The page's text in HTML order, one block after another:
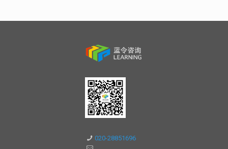
14.塑胶件的装配 Assembly design
一、结构设计考虑的因素 * structure consideration in plastics
二、短期的机械性能* short-term mechanical properties
五、刚度的设计* designing for stiffness
六、长期负载的设计 * designing for long-term loading
七、冲击负载的设计 * designing for impact
八、热负载的设计 * thermal loading
一、浇口的考虑 * gating consideration
二、流动取向的影响* mold filling orientation
020-28851696